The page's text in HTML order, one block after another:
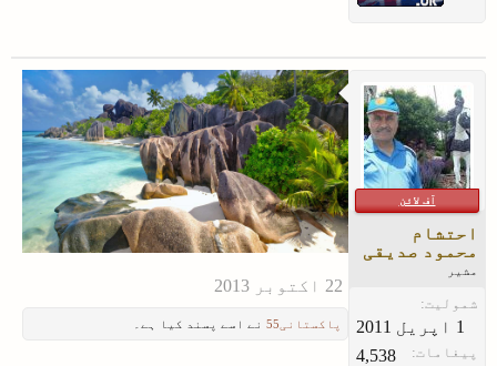
آف لائن
احتشام
محمود صدیقی
مشیر
شمولیت:
پیغامات: 4,538
پاکستانی55 نے اسے پسند کیا ہے۔